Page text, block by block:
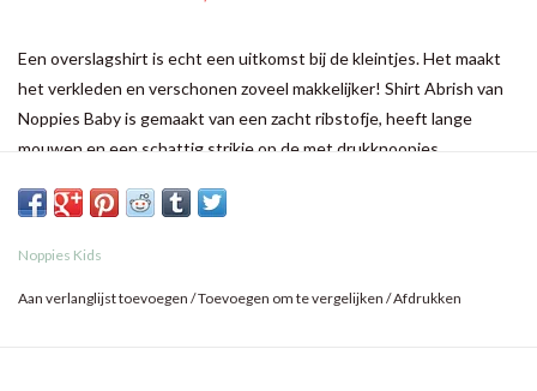
Een overslagshirt is echt een uitkomst bij de kleintjes. Het maakt
het verkleden en verschonen zoveel makkelijker! Shirt Abrish van
Noppies Baby is gemaakt van een zacht ribstofje, heeft lange
mouwen en een schattig strikje op de met drukknoopjes
kraag en overslag zijn afgewerkt met een schattig broderierandje.
leuks met deze look? We hebben ook een jurkje in dezelfde stijl!
Noppies Kids
Aan verlanglijst toevoegen /Toevoegen om te vergelijken /Afdrukken